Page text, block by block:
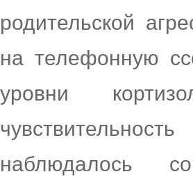
родительской
на телефонную
уровни
наблюдалось